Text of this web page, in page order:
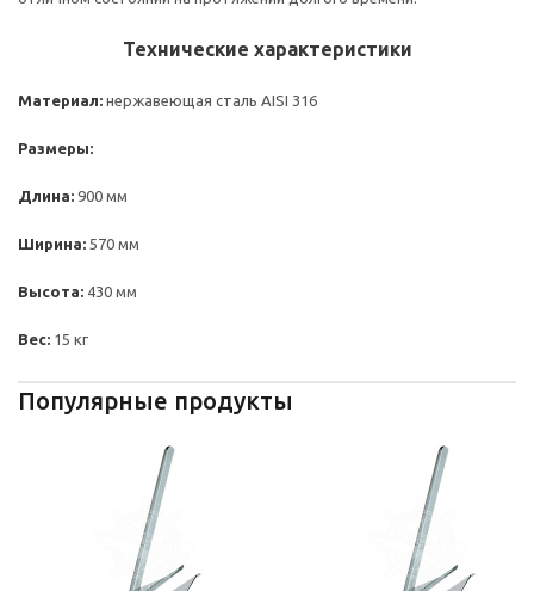
Технические характеристики
Материал: нержавеющая сталь AISI 316
Размеры:
Длина: 900 мм
Ширина: 570 мм
Высота: 430 мм
Вес: 15 кг
Популярные продукты